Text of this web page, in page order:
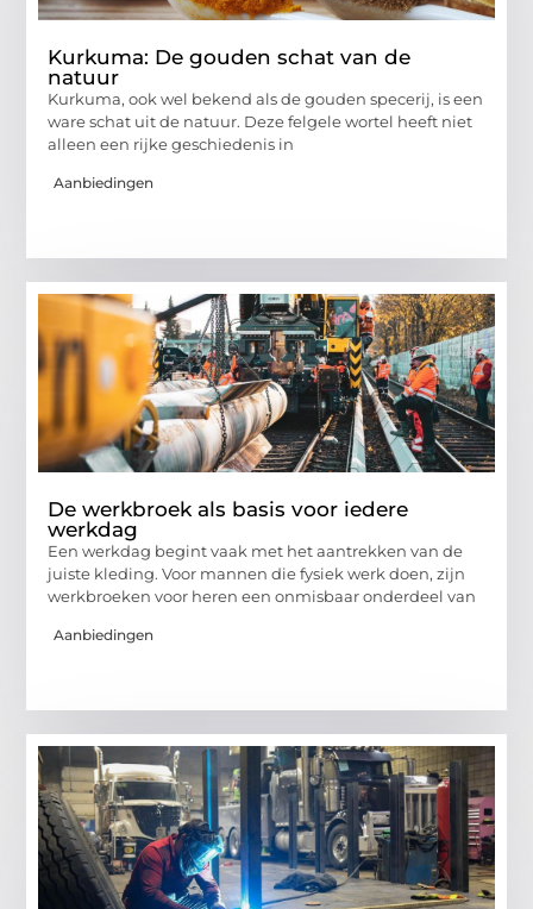
Kurkuma: De gouden schat van de
natuur
Kurkuma, ook wel bekend als de gouden specerij, is een
ware schat uit de natuur. Deze felgele wortel heeft niet
alleen een rijke geschiedenis in
Aanbiedingen
De werkbroek als basis voor iedere
werkdag
Een werkdag begint vaak met het aantrekken van de
juiste kleding. Voor mannen die fysiek werk doen, zijn
werkbroeken voor heren een onmisbaar onderdeel van
Aanbiedingen